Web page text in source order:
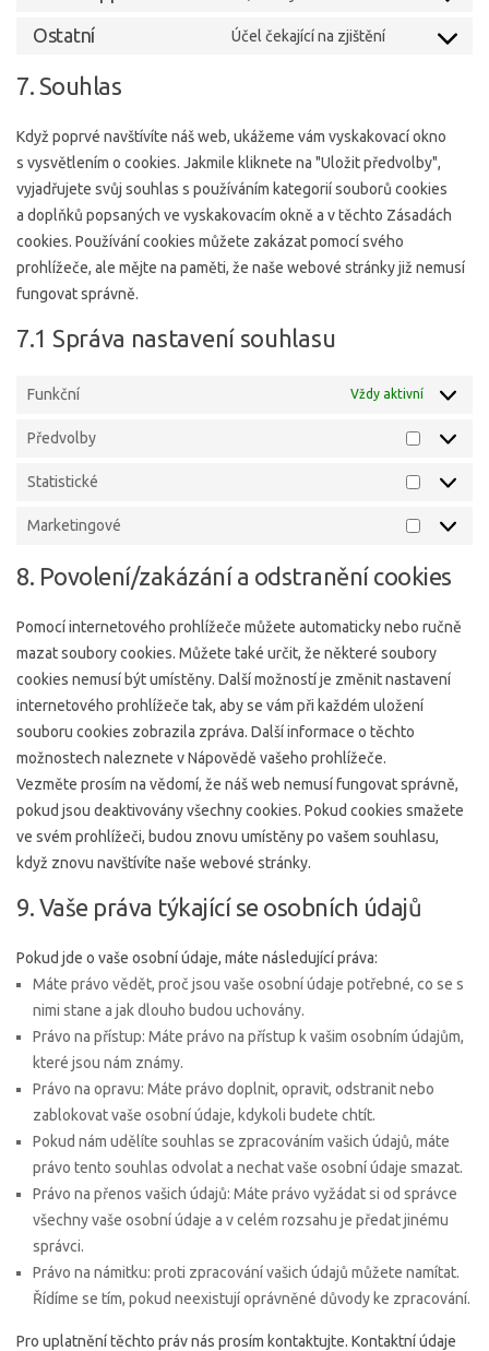
linkedin
to
Ostatní Účel čekající na zjištění
Consent
7. Souhlas
Když poprvé navštívíte náš web, ukážeme vám vyskakovací okno
s vysvětlením o cookies. Jakmile kliknete na "Uložit předvolby",
vyjadřujete svůj souhlas s používáním kategorií souborů cookies
a doplňků popsaných ve vyskakovacím okně a v těchto Zásadách
cookies. Používání cookies můžete zakázat pomocí svého
prohlížeče, ale mějte na paměti, že naše webové stránky již nemusí
fungovat správně.
7.1 Správa nastavení souhlasu
Funkční Vždy aktivní
Předvolby
Statistické
Marketingové
8. Povolení/zakázání a odstranění cookies
Pomocí internetového prohlížeče můžete automaticky nebo ručně
mazat soubory cookies. Můžete také určit, že některé soubory
cookies nemusí být umístěny. Další možností je změnit nastavení
internetového prohlížeče tak, aby se vám při každém uložení
souboru cookies zobrazila zpráva. Další informace o těchto
možnostech naleznete v Nápovědě vašeho prohlížeče.
Vezměte prosím na vědomí, že náš web nemusí fungovat správně,
pokud jsou deaktivovány všechny cookies. Pokud cookies smažete
ve svém prohlížeči, budou znovu umístěny po vašem souhlasu,
když znovu navštívíte naše webové stránky.
9. Vaše práva týkající se osobních údajů
Pokud jde o vaše osobní údaje, máte následující práva:
Máte právo vědět, proč jsou vaše osobní údaje potřebné, co se s
nimi stane a jak dlouho budou uchovány.
Právo na přístup: Máte právo na přístup k vašim osobním údajům,
které jsou nám známy.
Právo na opravu: Máte právo doplnit, opravit, odstranit nebo
zablokovat vaše osobní údaje, kdykoli budete chtít.
Pokud nám udělíte souhlas se zpracováním vašich údajů, máte
právo tento souhlas odvolat a nechat vaše osobní údaje smazat.
Právo na přenos vašich údajů: Máte právo vyžádat si od správce
všechny vaše osobní údaje a v celém rozsahu je předat jinému
správci.
Právo na námitku: proti zpracování vašich údajů můžete namítat.
Řídíme se tím, pokud neexistují oprávněné důvody ke zpracování.
Pro uplatnění těchto práv nás prosím kontaktujte. Kontaktní údaje